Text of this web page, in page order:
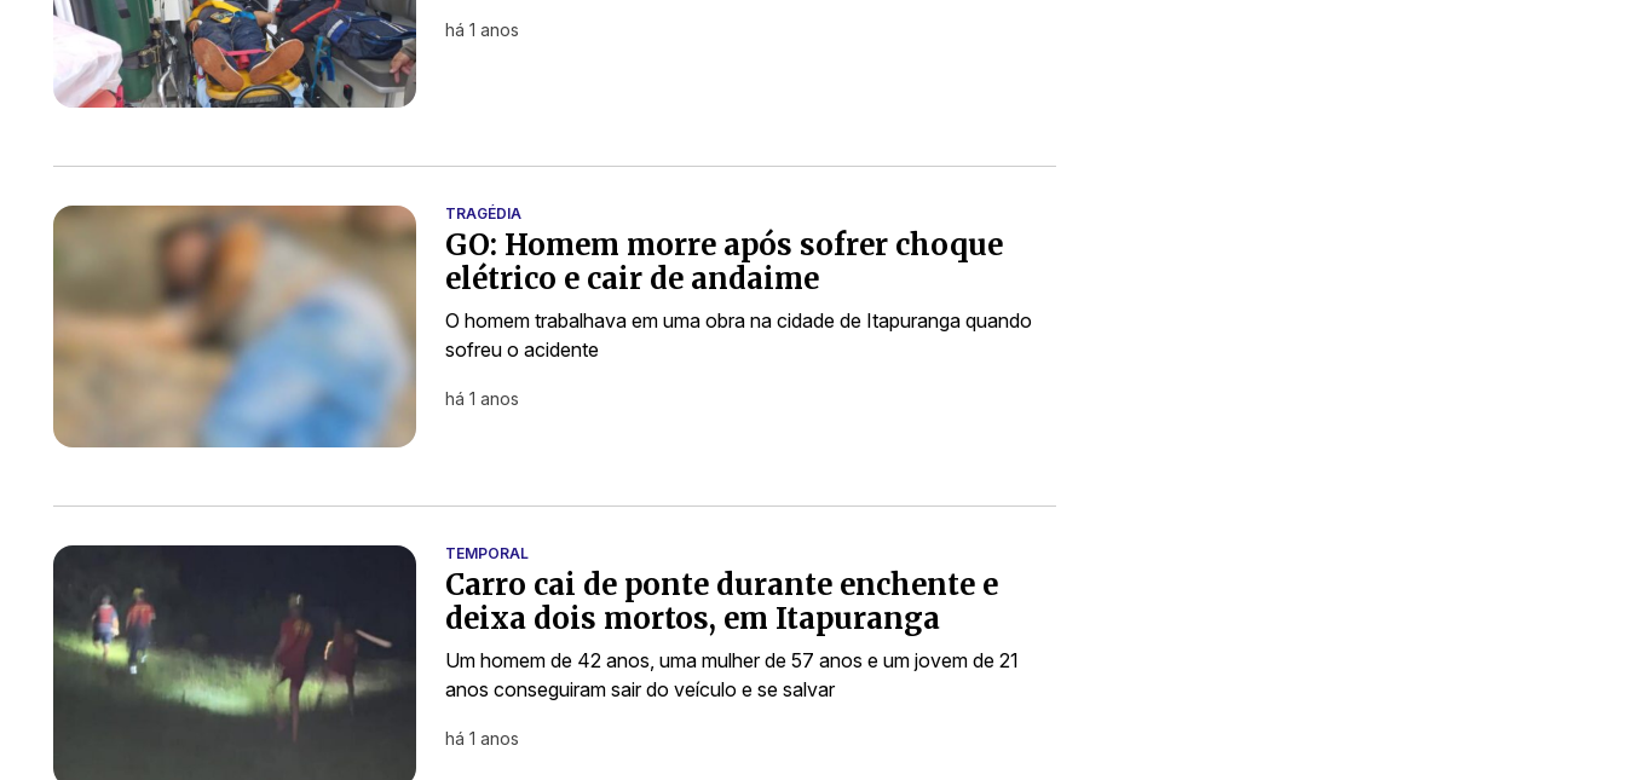
há 1 anos
TRAGÉDIA
GO: Homem morre após sofrer choque
elétrico e cair de andaime
O homem trabalhava em uma obra na cidade de Itapuranga quando
sofreu o acidente
há 1 anos
TEMPORAL
Carro cai de ponte durante enchente e
deixa dois mortos, em Itapuranga
Um homem de 42 anos, uma mulher de 57 anos e um jovem de 21
anos conseguiram sair do veículo e se salvar
há 1 anos